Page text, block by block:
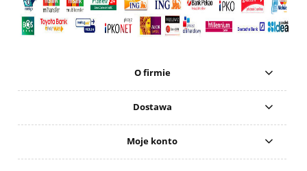
O firmie
Dostawa
Moje konto